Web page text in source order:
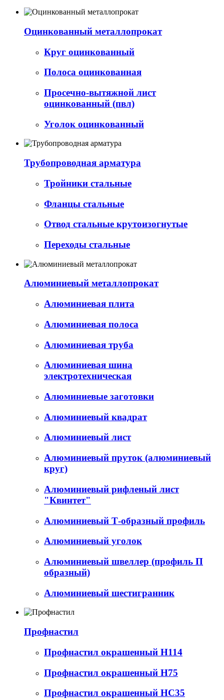
Оцинкованный металлопрокат
Круг оцинкованный
Полоса оцинкованная
Просечно-вытяжной лист
оцинкованный (пвл)
Уголок оцинкованный
Трубопроводная арматура
Тройники стальные
Фланцы стальные
Отвод стальные крутоизогнутые
Переходы стальные
Алюминиевый металлопрокат
Алюминиевая плита
Алюминиевая полоса
Алюминиевая труба
Алюминиевая шина
электротехническая
Алюминиевые заготовки
Алюминиевый квадрат
Алюминиевый лист
Алюминиевый пруток (алюминиевый
круг)
Алюминиевый рифленый лист
"Квинтет"
Алюминиевый Т-образный профиль
Алюминиевый уголок
Алюминиевый швеллер (профиль П
образный)
Алюминиевый шестигранник
Профнастил
Профнастил окрашенный Н114
Профнастил окрашенный Н75
Профнастил окрашенный НС35